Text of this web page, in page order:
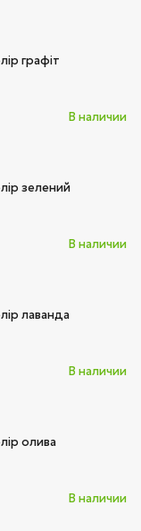
графіт
В наличии
зелений
В наличии
лаванда
В наличии
олива
В наличии